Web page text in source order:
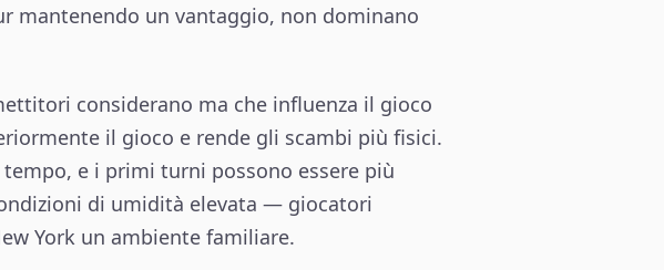
mantenendo un vantaggio, non dominano
considerano ma che influenza il gioco
il gioco e rende gli scambi più fisici.
e i primi turni possono essere più
di umidità elevata — giocatori
York un ambiente familiare.